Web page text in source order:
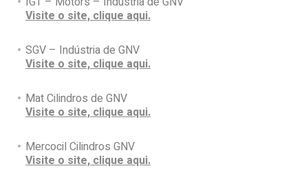
Visite o site, clique aqui.
SGV – Indústria de GNV
Visite o site, clique aqui.
Mat Cilindros de GNV
Visite o site, clique aqui.
Mercocil Cilindros GNV
Visite o site, clique aqui.